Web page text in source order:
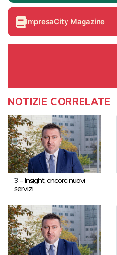
ImpresaCity Magazine
NOTIZIE CORRELATE
3 - Insight, ancora nuovi
servizi